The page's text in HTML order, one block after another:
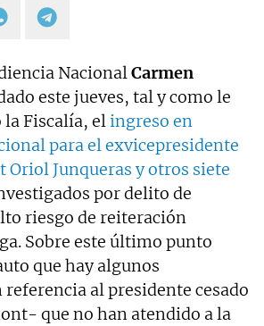
NacionalCarmen
este jueves, tal y como le
Fiscalía, elingreso en
para el exvicepresidente
Oriol Junqueras y otros siete
por delito de
riesgo de reiteración
Sobre este último punto
que hay algunos
al presidente cesado
que no han atendido a la